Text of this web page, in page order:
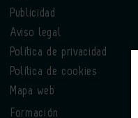
Publicidad
Aviso legal
Política de privacidad
Política de cookies
Mapa web
Formación